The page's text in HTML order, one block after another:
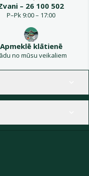
– 26 100 502
P–Pk 9:00 – 17:00
Apmeklē klātienē
no mūsu veikaliem